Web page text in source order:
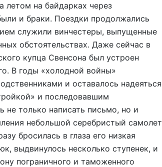
летом на байдарках через
и браки. Поездки продолжались
служили винчестеры, выпущенные
обстоятельствах. Даже сейчас в
купца Свенсона был устроен
В годы «холодной войны»
и оставалось надеяться
и последовавшим
не только написать письмо, но и
небольшой серебристый самолет
бросилась в глаза его низкая
выдвинулось несколько ступенек, и
пограничного и таможенного